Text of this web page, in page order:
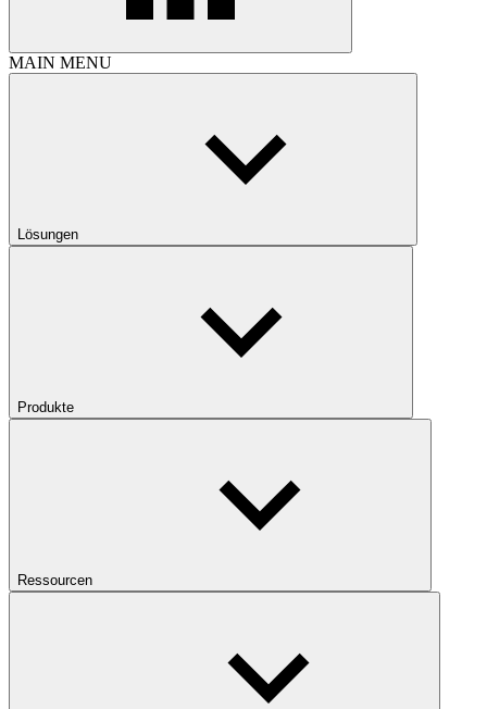
MAIN MENU
Lösungen
Produkte
Ressourcen